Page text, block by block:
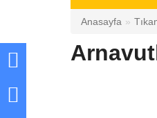
Anasayfa